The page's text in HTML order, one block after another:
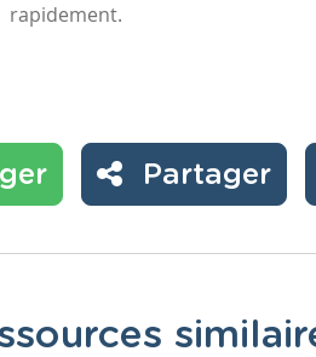
rapidement.
Partager